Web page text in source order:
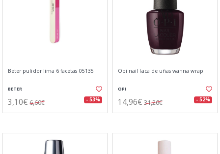
Beter pulidor lima 6 facetas 05135
BETER
3,10€ 6,60€ - 53%
Opi nail laca de uñas wanna wrap
OPI
14,96€ 31,26€ - 52%